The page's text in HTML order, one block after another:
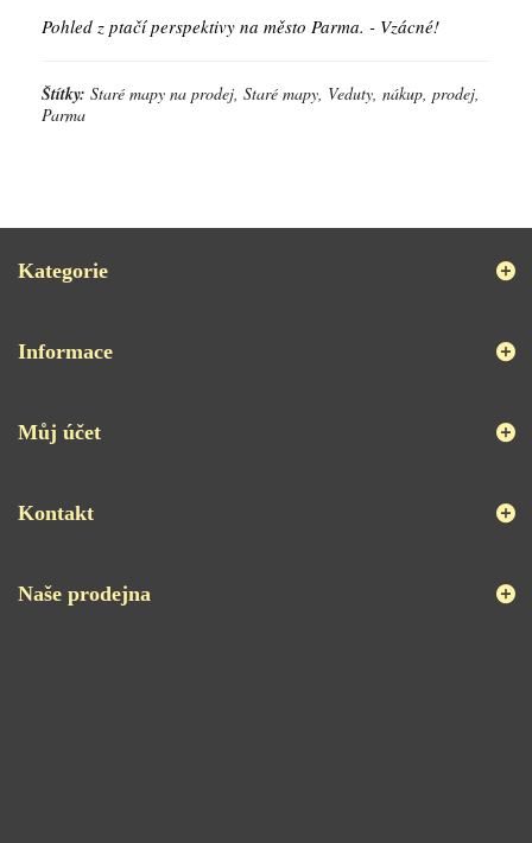
Pohled z ptačí perspektivy na město Parma. - Vzácné!
Štítky: Staré mapy na prodej, Staré mapy, Veduty, nákup, prodej,
Parma
Kategorie
Informace
Můj účet
Kontakt
Naše prodejna